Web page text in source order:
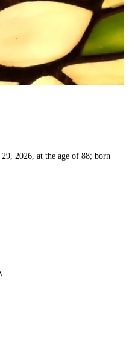
avis
2026, at the age of 88; born